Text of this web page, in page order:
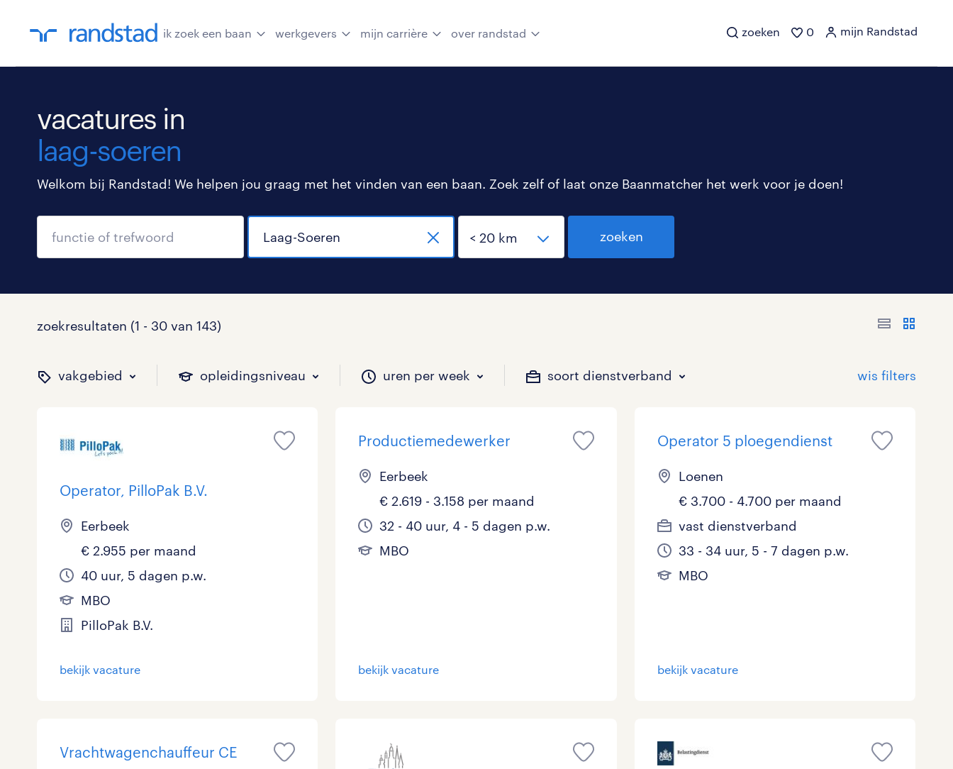
ik zoek een baan werkgevers mijn carrière over randstad zoeken 0 mijn Randstad
vacatures in
laag-soeren
Welkom bij Randstad! We helpen jou graag met het vinden van een baan. Zoek zelf of laat onze Baanmatcher het werk voor je doen!
zoeken
zoekresultaten (1 - 30 van 143)
vakgebied opleidingsniveau uren per week soort dienstverband
binnen welk vakgebied wil je werken?
Administratief Beveiliging 0 Bouw 0
Callcenter / Contactcenter Chauffeurs Commercieel / Verkoop 3
ICT 15
Secretarieel 2 Supply chain & procurement Techniek 13
op welk niveau zoek je vacatures?
Basisonderwijs Geen 32 HAVO/VWO 1
HBO 25 LBO, MAVO, VMBO MBO 58
VMBO/MAVO
hoeveel uren per week wil je werken?
0 - 8 uur 9 - 16 uur 2 17 - 24 uur 40
25 - 32 uur 28 33 - 36 uur 37 - 40+ uur 26
toon 143 resultaten
welk soort dienstverband zou jij willen?
Detachering Tijdelijk 23 Tijdelijk met uitzicht op vast
Vast 25
toon 143 resultaten
Operator, PilloPak B.V.
Eerbeek
€ 2.955 per maand
40 uur, 5 dagen p.w.
MBO
PilloPak B.V.
bekijk vacature
Productiemedewerker
Eerbeek
€ 2.619 - 3.158 per maand
32 - 40 uur, 4 - 5 dagen p.w.
MBO
bekijk vacature
Operator 5 ploegendienst
Loenen
€ 3.700 - 4.700 per maand
vast dienstverband
33 - 34 uur, 5 - 7 dagen p.w.
MBO
bekijk vacature
Vrachtwagenchauffeur CE